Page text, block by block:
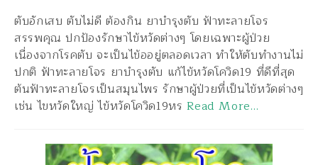
ตับอักเสบ ตับไม่ดี ต้องกิน ยาบำรุงตับ ฟ้าทะลายโจร
สรรพคุณ ปกป้องรักษาไข้หวัดต่างๆ โดยเฉพาะผู้ป่วย
เนื่องจากโรคตับ จะเป็นไข้ออยู่ตลอดเวลา ทำให้ตับทำงานไม่
ปกติ ฟ้าทะลายโจร ยาบำรุงตับ แก้ไข้หวัดโควิด19 ที่ดีที่สุด
ต้นฟ้าทะลายโจรเป็นสมุนไพร รักษาผู้ป่วยที่เป็นไข้หวัดต่างๆ
เช่น ไขหวัดใหญ่ ไข้หวัดโควิด19หรRead More…